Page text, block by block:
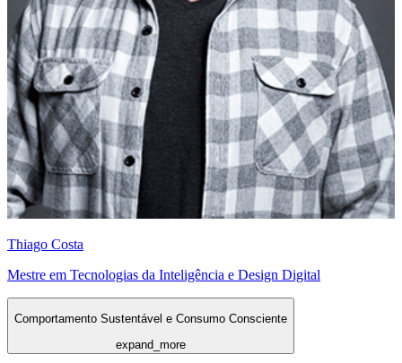
Thiago Costa
Mestre em Tecnologias da Inteligência e Design Digital
Comportamento Sustentável e Consumo Consciente
expand_more